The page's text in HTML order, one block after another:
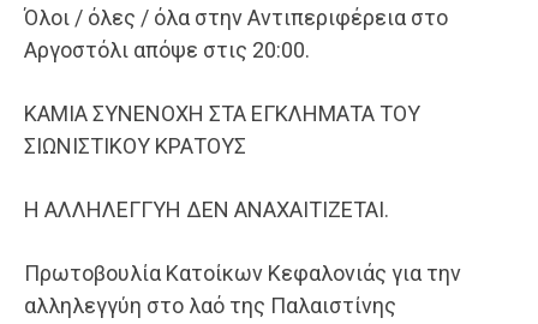
Όλοι / όλες / όλα στην Αντιπεριφέρεια στο
Αργοστόλι απόψε στις 20:00.
ΚΑΜΙΑ ΣΥΝΕΝΟΧΗ ΣΤΑ ΕΓΚΛΗΜΑΤΑ ΤΟΥ
ΣΙΩΝΙΣΤΙΚΟΥ ΚΡΑΤΟΥΣ
Η ΑΛΛΗΛΕΓΓΥΗ ΔΕΝ ΑΝΑΧΑΙΤΙΖΕΤΑΙ.
Πρωτοβουλία Κατοίκων Κεφαλονιάς για την
αλληλεγγύη στο λαό της Παλαιστίνης